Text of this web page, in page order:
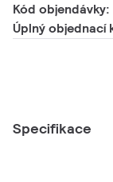
Kód objendávky:
Úplný objednací
Specifikace